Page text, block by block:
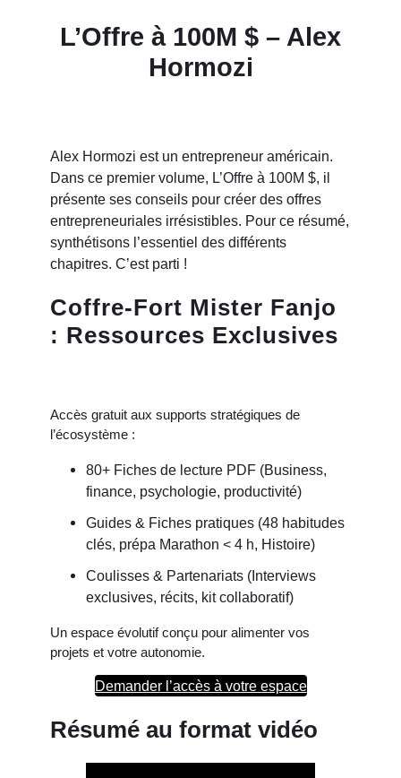
L’Offre à 100M $ – Alex
Hormozi
Alex Hormozi est un entrepreneur américain.
Dans ce premier volume, L’Offre à 100M $, il
présente ses conseils pour créer des offres
entrepreneuriales irrésistibles. Pour ce résumé,
synthétisons l’essentiel des différents
chapitres. C’est parti !
Coffre-Fort Mister Fanjo
: Ressources Exclusives
Accès gratuit aux supports stratégiques de
l’écosystème :
80+ Fiches de lecture PDF (Business,
finance, psychologie, productivité)
Guides & Fiches pratiques (48 habitudes
clés, prépa Marathon < 4 h, Histoire)
Coulisses & Partenariats (Interviews
exclusives, récits, kit collaboratif)
Un espace évolutif conçu pour alimenter vos
projets et votre autonomie.
Demander l’accès à votre espace
Résumé au format vidéo